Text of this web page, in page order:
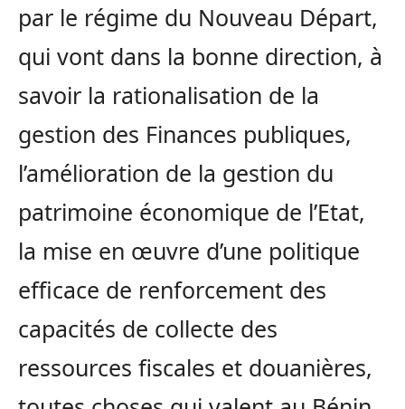
par le régime du Nouveau Départ,
qui vont dans la bonne direction, à
savoir la rationalisation de la
gestion des Finances publiques,
l’amélioration de la gestion du
patrimoine économique de l’Etat,
la mise en œuvre d’une politique
efficace de renforcement des
capacités de collecte des
ressources fiscales et douanières,